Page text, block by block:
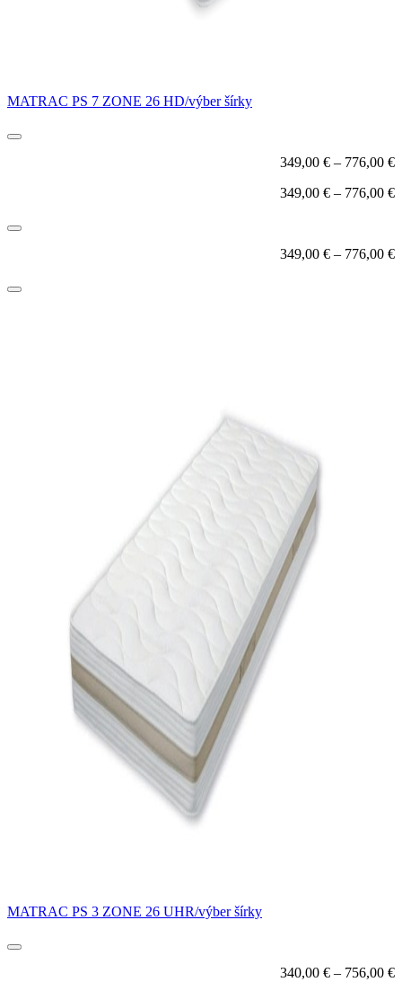
MATRAC PS 7 ZONE 26 HD/výber šírky
349,00 € – 776,00 €
349,00 € – 776,00 €
349,00 € – 776,00 €
MATRAC PS 3 ZONE 26 UHR/výber šírky
340,00 € – 756,00 €